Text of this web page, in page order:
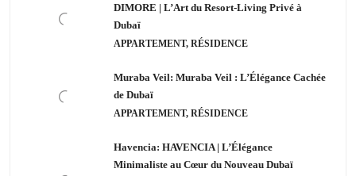
DIMORE | L’Art du Resort-Living Privé à
Dubaï
APPARTEMENT, RÉSIDENCE
Muraba Veil: Muraba Veil : L’Élégance Cachée
de Dubaï
APPARTEMENT, RÉSIDENCE
Havencia: HAVENCIA | L’Élégance
Minimaliste au Cœur du Nouveau Dubaï